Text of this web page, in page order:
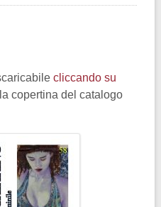
cliccando su
copertina del catalogo